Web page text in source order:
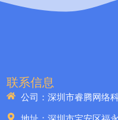
联系信息
公司：深圳市睿腾网络